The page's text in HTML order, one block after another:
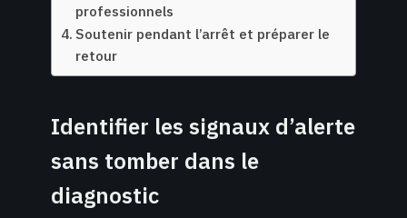
professionnels
Soutenir pendant l’arrêt et préparer le
retour
Identifier les signaux d’alerte
sans tomber dans le
diagnostic